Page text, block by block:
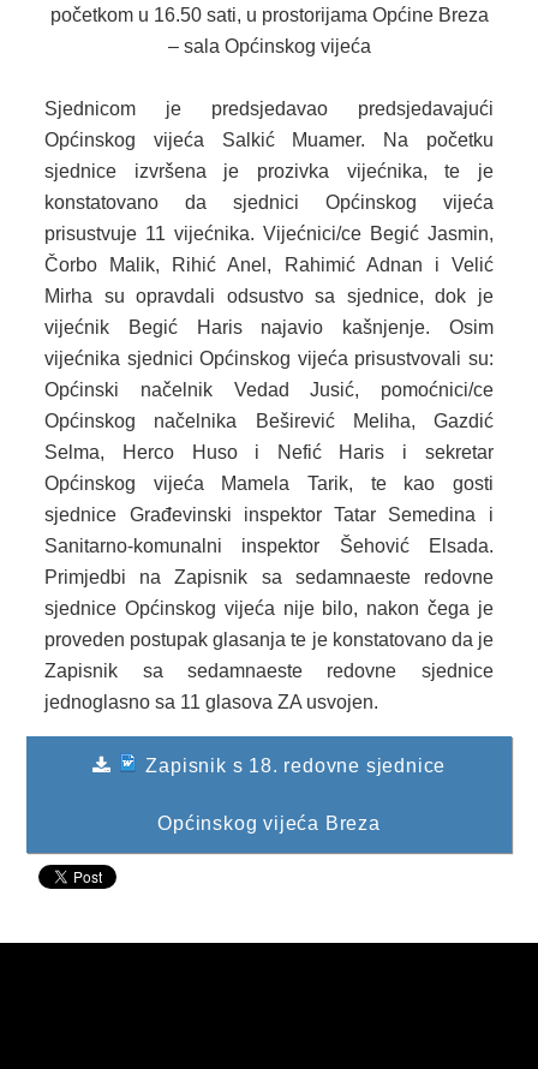
početkom u 16.50 sati, u prostorijama Općine Breza
– sala Općinskog vijeća
Sjednicom je predsjedavao predsjedavajući
Općinskog vijeća Salkić Muamer. Na početku
sjednice izvršena je prozivka vijećnika, te je
konstatovano da sjednici Općinskog vijeća
prisustvuje 11 vijećnika. Vijećnici/ce Begić Jasmin,
Čorbo Malik, Rihić Anel, Rahimić Adnan i Velić
Mirha su opravdali odsustvo sa sjednice, dok je
vijećnik Begić Haris najavio kašnjenje. Osim
vijećnika sjednici Općinskog vijeća prisustvovali su:
Općinski načelnik Vedad Jusić, pomoćnici/ce
Općinskog načelnika Beširević Meliha, Gazdić
Selma, Herco Huso i Nefić Haris i sekretar
Općinskog vijeća Mamela Tarik, te kao gosti
sjednice Građevinski inspektor Tatar Semedina i
Sanitarno-komunalni inspektor Šehović Elsada.
Primjedbi na Zapisnik sa sedamnaeste redovne
sjednice Općinskog vijeća nije bilo, nakon čega je
proveden postupak glasanja te je konstatovano da je
Zapisnik sa sedamnaeste redovne sjednice
jednoglasno sa 11 glasova ZA usvojen.
Zapisnik s 18. redovne sjednice
Općinskog vijeća Breza
2018. GODINA
2016. GODINA
2015. GODINA
2014. GODINA
2013. GODINA
2012. GODINA
1999. - 2011. GODINA
ELEKTRONSKI OBRASCI
OPĆINSKI DOKUMENTI
SLUŽBA ZA FINANSIJE
OPĆINSKO VIJEĆE
SLUŽBA ZA PROSTORNO UREĐENJE
SLUŽBA ZA PRIVREDU
OGLASNA PLOČA
OBAVJEŠTENJA